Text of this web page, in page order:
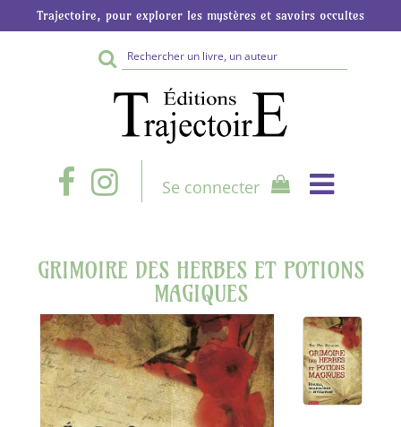
Trajectoire, pour explorer les mystères et savoirs occultes
Rechercher
sur
le
site
Se connecter
GRIMOIRE DES HERBES ET POTIONS
MAGIQUES